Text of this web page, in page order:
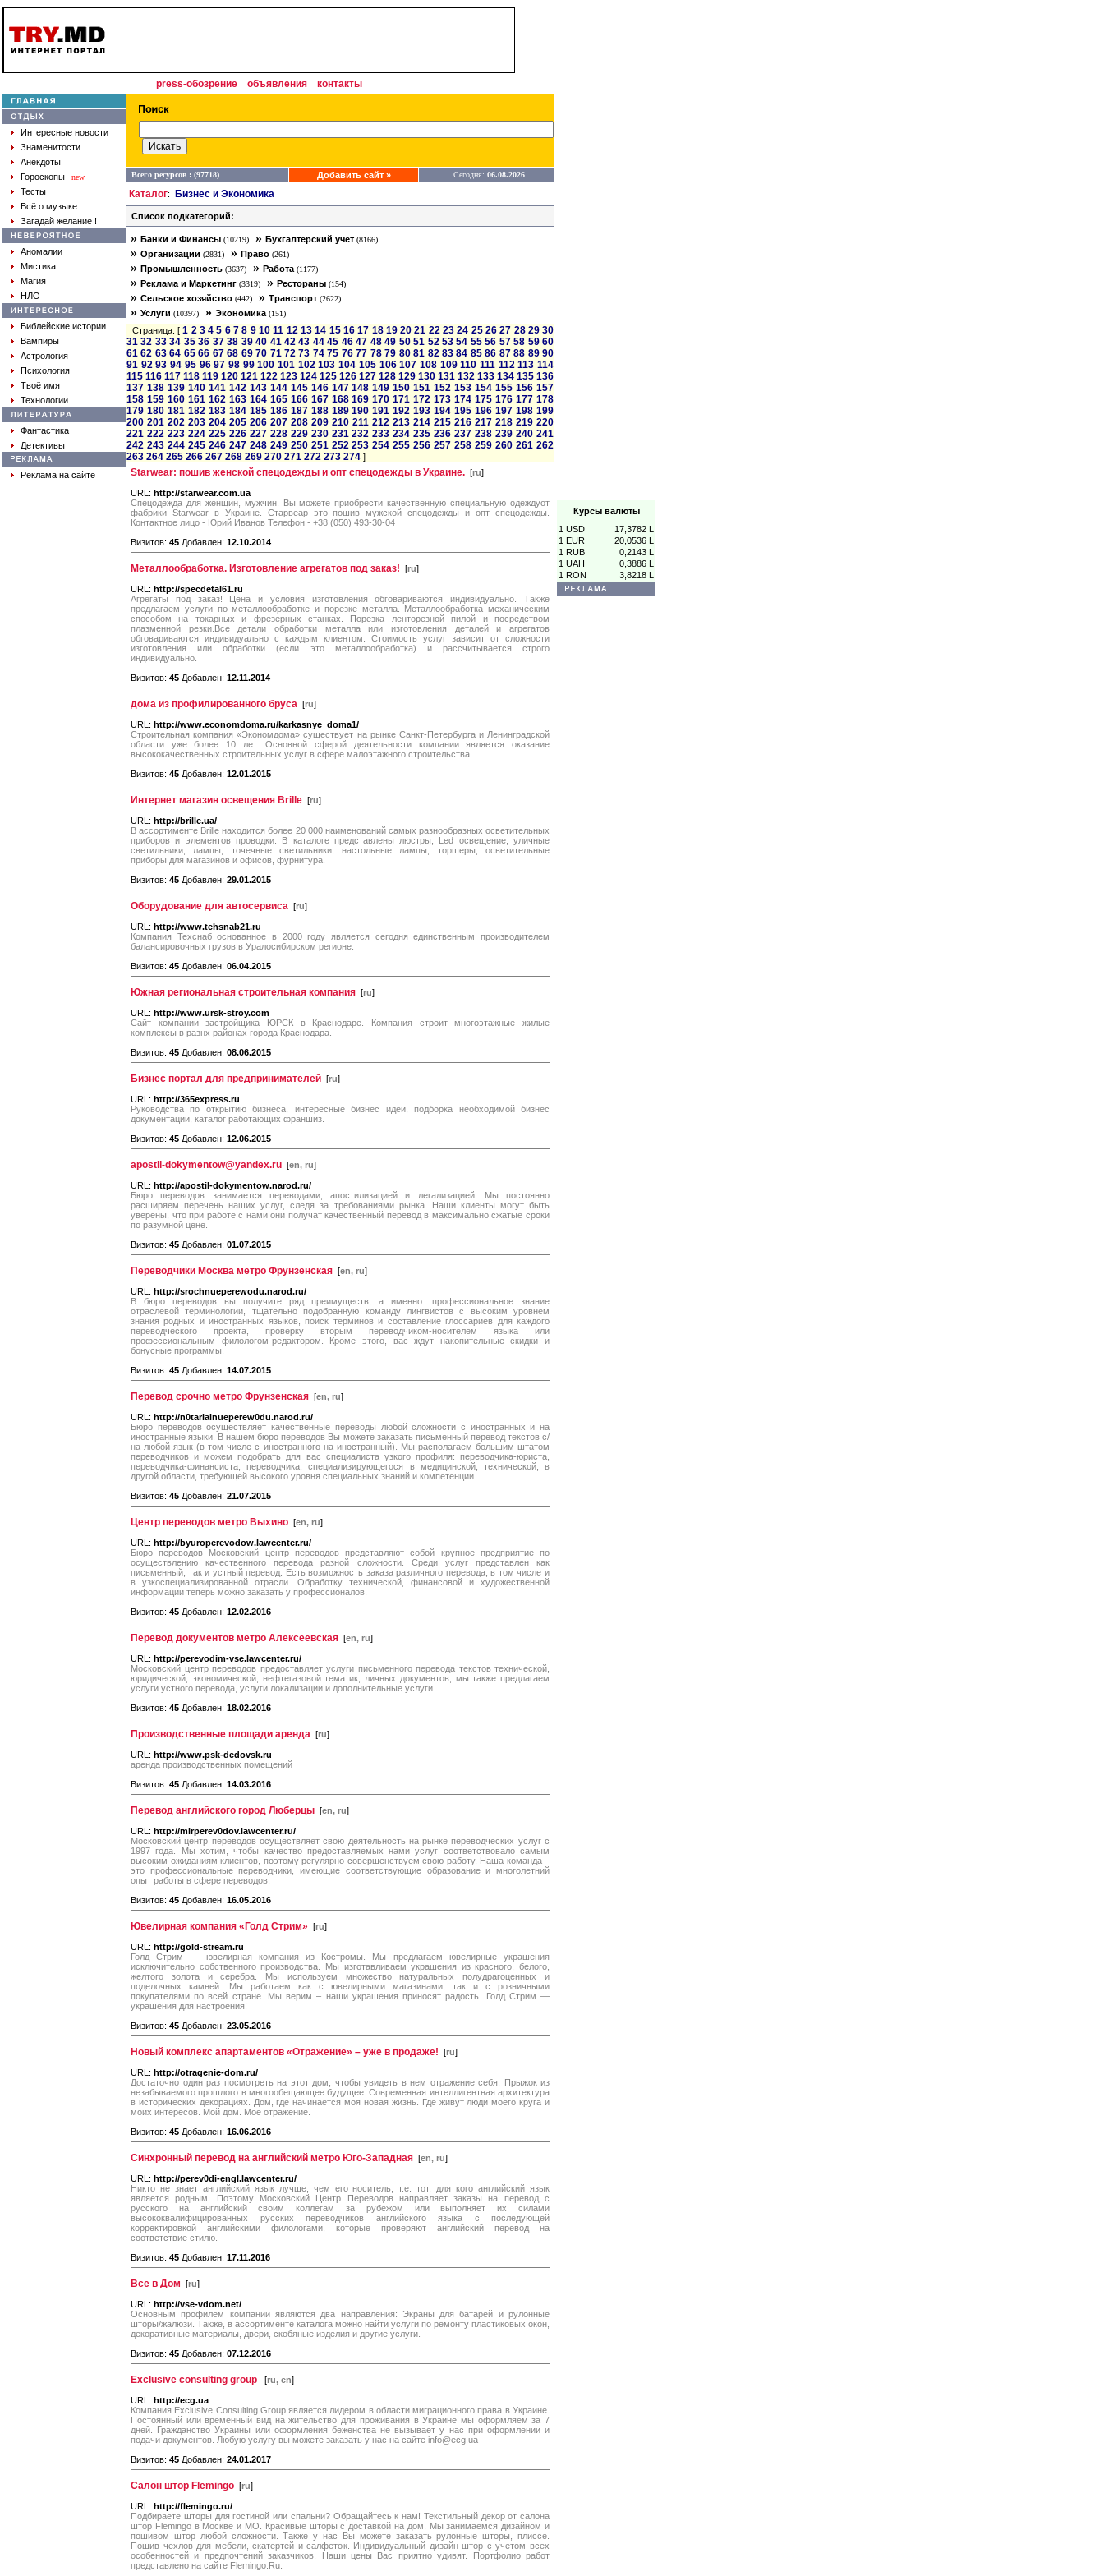
Курсы валюты
1 USD
17,3782 L
1 EUR
20,0536 L
1 RUB
0,2143 L
1 UAH
0,3886 L
1 RON
3,8218 L
press-обозрение объявления контакты
Интересные новости
Знаменитости
Анекдоты
Гороскопы
new
Тесты
Всё о музыке
Загадай желание !
Аномалии
Мистика
Магия
НЛО
Библейские истории
Вампиры
Астрология
Психология
Твоё имя
Технологии
Фантастика
Детективы
Реклама на сайте
Всего ресурсов : (97718) Добавить сайт » Сегодня: 06.08.2026
Каталог: Бизнес и Экономика
Список подкатегорий:
» Банки и Финансы (10219) » Бухгалтерский учет (8166)
» Организации (2831) » Право (261)
» Промышленность (3637) » Работа (1177)
» Реклама и Маркетинг (3319) » Рестораны (154)
» Сельское хозяйство (442) » Транспорт (2622)
» Услуги (10397) » Экономика (151)
Страница: [1 2 3 4 5 6 7 8 9 10 11 12 13 14 15 16 17 18 19 20 21 22 23 24 25 26 27 28 29 30
31 32 33 34 35 36 37 38 39 40 41 42 43 44 45 46 47 48 49 50 51 52 53 54 55 56 57 58 59 60
61 62 63 64 65 66 67 68 69 70 71 72 73 74 75 76 77 78 79 80 81 82 83 84 85 86 87 88 89 90
91 92 93 94 95 96 97 98 99 100 101 102 103 104 105 106 107 108 109 110 111 112 113 114
115 116 117 118 119 120 121 122 123 124 125 126 127 128 129 130 131 132 133 134 135 136
137 138 139 140 141 142 143 144 145 146 147 148 149 150 151 152 153 154 155 156 157
158 159 160 161 162 163 164 165 166 167 168 169 170 171 172 173 174 175 176 177 178
179 180 181 182 183 184 185 186 187 188 189 190 191 192 193 194 195 196 197 198 199
200 201 202 203 204 205 206 207 208 209 210 211 212 213 214 215 216 217 218 219 220
221 222 223 224 225 226 227 228 229 230 231 232 233 234 235 236 237 238 239 240 241
242 243 244 245 246 247 248 249 250 251 252 253 254 255 256 257 258 259 260 261 262
263 264 265 266 267 268 269 270 271 272 273 274 ]
Starwear: пошив женской спецодежды и опт спецодежды в Украине. [ru]
URL: http://starwear.com.ua
Спецодежда для женщин, мужчин. Вы можете приобрести качественную специальную одеждуот
фабрики Starwear в Украине. Старвеар это пошив мужской спецодежды и опт спецодежды.
Контактное лицо - Юрий Иванов Телефон - +38 (050) 493-30-04
Визитов: 45 Добавлен: 12.10.2014
Металлообработка. Изготовление агрегатов под заказ! [ru]
URL: http://specdetal61.ru
Агрегаты под заказ! Цена и условия изготовления обговариваются индивидуально. Также
предлагаем услуги по металлообработке и порезке металла. Металлообработка механическим
способом на токарных и фрезерных станках. Порезка ленторезной пилой и посредством
плазменной резки.Все детали обработки металла или изготовления деталей и агрегатов
обговариваются индивидуально с каждым клиентом. Стоимость услуг зависит от сложности
изготовления или обработки (если это металлообработка) и рассчитывается строго
индивидуально.
Визитов: 45 Добавлен: 12.11.2014
дома из профилированного бруса [ru]
URL: http://www.economdoma.ru/karkasnye_doma1/
Строительная компания «Экономдома» существует на рынке Санкт-Петербурга и Ленинградской
области уже более 10 лет. Основной сферой деятельности компании является оказание
высококачественных строительных услуг в сфере малоэтажного строительства.
Визитов: 45 Добавлен: 12.01.2015
Интернет магазин освещения Brille [ru]
URL: http://brille.ua/
В ассортименте Brille находится более 20 000 наименований самых разнообразных осветительных
приборов и элементов проводки. В каталоге представлены люстры, Led освещение, уличные
светильники, лампы, точечные светильники, настольные лампы, торшеры, осветительные
приборы для магазинов и офисов, фурнитура.
Визитов: 45 Добавлен: 29.01.2015
Оборудование для автосервиса [ru]
URL: http://www.tehsnab21.ru
Компания Техснаб основанное в 2000 году является сегодня единственным производителем
балансировочных грузов в Уралосибирском регионе.
Визитов: 45 Добавлен: 06.04.2015
Южная региональная строительная компания [ru]
URL: http://www.ursk-stroy.com
Сайт компании застройщика ЮРСК в Краснодаре. Компания строит многоэтажные жилые
комплексы в разнх районах города Краснодара.
Визитов: 45 Добавлен: 08.06.2015
Бизнес портал для предпринимателей [ru]
URL: http://365express.ru
Руководства по открытию бизнеса, интересные бизнес идеи, подборка необходимой бизнес
документации, каталог работающих франшиз.
Визитов: 45 Добавлен: 12.06.2015
apostil-dokymentow@yandex.ru [en, ru]
URL: http://apostil-dokymentow.narod.ru/
Бюро переводов занимается переводами, апостилизацией и легализацией. Мы постоянно
расширяем перечень наших услуг, следя за требованиями рынка. Наши клиенты могут быть
уверены, что при работе с нами они получат качественный перевод в максимально сжатые сроки
по разумной цене.
Визитов: 45 Добавлен: 01.07.2015
Переводчики Москва метро Фрунзенская [en, ru]
URL: http://srochnueperewodu.narod.ru/
В бюро переводов вы получите ряд преимуществ, а именно: профессиональное знание
отраслевой терминологии, тщательно подобранную команду лингвистов с высоким уровнем
знания родных и иностранных языков, поиск терминов и составление глоссариев для каждого
переводческого проекта, проверку вторым переводчиком-носителем языка или
профессиональным филологом-редактором. Кроме этого, вас ждут накопительные скидки и
бонусные программы.
Визитов: 45 Добавлен: 14.07.2015
Перевод срочно метро Фрунзенская [en, ru]
URL: http://n0tarialnueperew0du.narod.ru/
Бюро переводов осуществляет качественные переводы любой сложности с иностранных и на
иностранные языки. В нашем бюро переводов Вы можете заказать письменный перевод текстов с/
на любой язык (в том числе с иностранного на иностранный). Мы располагаем большим штатом
переводчиков и можем подобрать для вас специалиста узкого профиля: переводчика-юриста,
переводчика-финансиста, переводчика, специализирующегося в медицинской, технической, в
другой области, требующей высокого уровня специальных знаний и компетенции.
Визитов: 45 Добавлен: 21.07.2015
Центр переводов метро Выхино [en, ru]
URL: http://byuroperevodow.lawcenter.ru/
Бюро переводов Московский центр переводов представляют собой крупное предприятие по
осуществлению качественного перевода разной сложности. Среди услуг представлен как
письменный, так и устный перевод. Есть возможность заказа различного перевода, в том числе и
в узкоспециализированной отрасли. Обработку технической, финансовой и художественной
информации теперь можно заказать у профессионалов.
Визитов: 45 Добавлен: 12.02.2016
Перевод документов метро Алексеевская [en, ru]
URL: http://perevodim-vse.lawcenter.ru/
Московский центр переводов предоставляет услуги письменного перевода текстов технической,
юридической, экономической, нефтегазовой тематик, личных документов, мы также предлагаем
услуги устного перевода, услуги локализации и дополнительные услуги.
Визитов: 45 Добавлен: 18.02.2016
Производственные площади аренда [ru]
URL: http://www.psk-dedovsk.ru
аренда производственных помещений
Визитов: 45 Добавлен: 14.03.2016
Перевод английского город Люберцы [en, ru]
URL: http://mirperev0dov.lawcenter.ru/
Московский центр переводов осуществляет свою деятельность на рынке переводческих услуг с
1997 года. Мы хотим, чтобы качество предоставляемых нами услуг соответствовало самым
высоким ожиданиям клиентов, поэтому регулярно совершенствуем свою работу. Наша команда –
это профессиональные переводчики, имеющие соответствующие образование и многолетний
опыт работы в сфере переводов.
Визитов: 45 Добавлен: 16.05.2016
Ювелирная компания «Голд Стрим» [ru]
URL: http://gold-stream.ru
Голд Стрим — ювелирная компания из Костромы. Мы предлагаем ювелирные украшения
исключительно собственного производства. Мы изготавливаем украшения из красного, белого,
желтого золота и серебра. Мы используем множество натуральных полудрагоценных и
поделочных камней. Мы работаем как с ювелирными магазинами, так и с розничными
покупателями по всей стране. Мы верим – наши украшения приносят радость. Голд Стрим —
украшения для настроения!
Визитов: 45 Добавлен: 23.05.2016
Новый комплекс апартаментов «Отражение» – уже в продаже! [ru]
URL: http://otragenie-dom.ru/
Достаточно один раз посмотреть на этот дом, чтобы увидеть в нем отражение себя. Прыжок из
незабываемого прошлого в многообещающее будущее. Современная интеллигентная архитектура
в исторических декорациях. Дом, где начинается моя новая жизнь. Где живут люди моего круга и
моих интересов. Мой дом. Мое отражение.
Визитов: 45 Добавлен: 16.06.2016
Синхронный перевод на английский метро Юго-Западная [en, ru]
URL: http://perev0di-engl.lawcenter.ru/
Никто не знает английский язык лучше, чем его носитель, т.е. тот, для кого английский язык
является родным. Поэтому Московский Центр Переводов направляет заказы на перевод с
русского на английский своим коллегам за рубежом или выполняет их силами
высококвалифицированных русских переводчиков английского языка с последующей
корректировкой английскими филологами, которые проверяют английский перевод на
соответствие стилю.
Визитов: 45 Добавлен: 17.11.2016
Все в Дом [ru]
URL: http://vse-vdom.net/
Основным профилем компании являются два направления: Экраны для батарей и рулонные
шторы/жалюзи. Также, в ассортименте каталога можно найти услуги по ремонту пластиковых окон,
декоративные материалы, двери, скобяные изделия и другие услуги.
Визитов: 45 Добавлен: 07.12.2016
Exclusive consulting group [ru, en]
URL: http://ecg.ua
Компания Exclusive Consulting Group является лидером в области миграционного права в Украине.
Постоянный или временный вид на жительство для проживания в Украине мы оформляем за 7
дней. Гражданство Украины или оформления беженства не вызывает у нас при оформлении и
подачи документов. Любую услугу вы можете заказать у нас на сайте info@ecg.ua
Визитов: 45 Добавлен: 24.01.2017
Салон штор Flemingo [ru]
URL: http://flemingo.ru/
Подбираете шторы для гостиной или спальни? Обращайтесь к нам! Текстильный декор от салона
штор Flemingo в Москве и МО. Красивые шторы с доставкой на дом. Мы занимаемся дизайном и
пошивом штор любой сложности. Также у нас Вы можете заказать рулонные шторы, плиссе.
Пошив чехлов для мебели, скатертей и салфеток. Индивидуальный дизайн штор с учетом всех
особенностей и предпочтений заказчиков. Наши цены Вас приятно удивят. Портфолио работ
представлено на сайте Flemingo.Ru.